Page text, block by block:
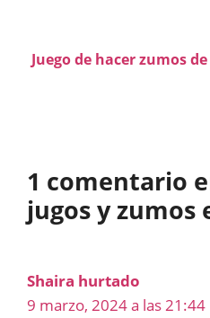
Juego de hacer zumos
1 comentario
jugos y zumos
Shaira hurtado
9 marzo, 2024 a las 21:44